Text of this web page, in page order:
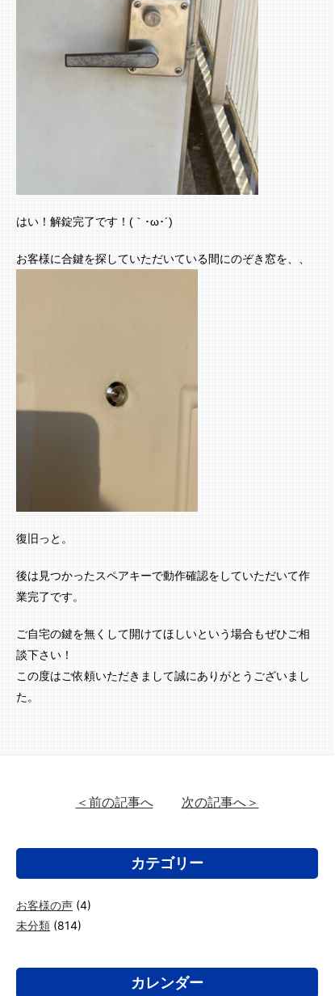
はい！解錠完了です！(｀･ω･´)ゞ
お客様に合鍵を探していただいている間にのぞき窓を、、
復旧っと。
後は見つかったスペアキーで動作確認をしていただいて作
業完了です。
ご自宅の鍵を無くして開けてほしいという場合もぜひご相
談下さい！
この度はご依頼いただきまして誠にありがとうございまし
た。
＜前の記事へ 次の記事へ＞
カテゴリー
お客様の声 (4)
未分類 (814)
カレンダー